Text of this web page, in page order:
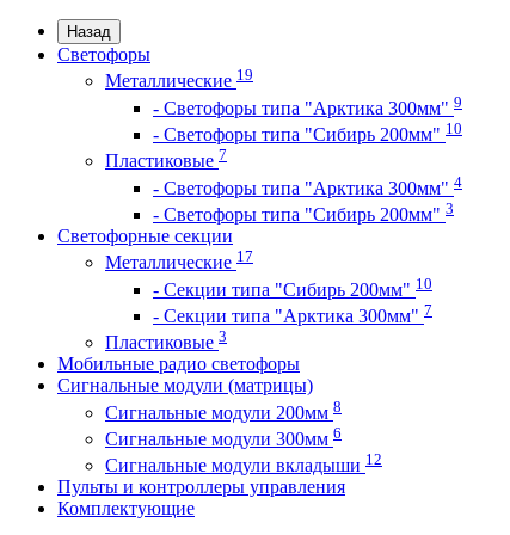
Назад
Светофоры
Металлические 19
- Светофоры типа "Арктика 300мм" 9
- Светофоры типа "Сибирь 200мм" 10
Пластиковые 7
- Светофоры типа "Арктика 300мм" 4
- Светофоры типа "Сибирь 200мм" 3
Светофорные секции
Металлические 17
- Секции типа "Сибирь 200мм" 10
- Секции типа "Арктика 300мм" 7
Пластиковые 3
Мобильные радио светофоры
Сигнальные модули (матрицы)
Сигнальные модули 200мм 8
Сигнальные модули 300мм 6
Сигнальные модули вкладыши 12
Пульты и контроллеры управления
Комплектующие